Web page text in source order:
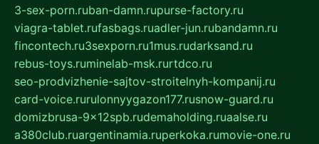
3-sex-porn.ruban-damn.rupurse-factory.ru
viagra-tablet.rufasbags.ruadler-jun.rubandamn.ru
fincontech.ru3sexporn.ru1mus.rudarksand.ru
rebus-toys.ruminelab-msk.rurtdco.ru
seo-prodvizhenie-sajtov-stroitelnyh-kompanij.ru
card-voice.rurulonnyygazon177.rusnow-guard.ru
domizbrusa-9x12spb.rudemaholding.ruaalse.ru
a380club.ruargentinamia.ruperkoka.rumovie-one.ru